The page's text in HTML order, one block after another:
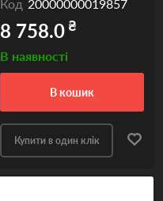
Код 20000000019857
8 758.0₴
В наявності
в кошик
Купити в один клік